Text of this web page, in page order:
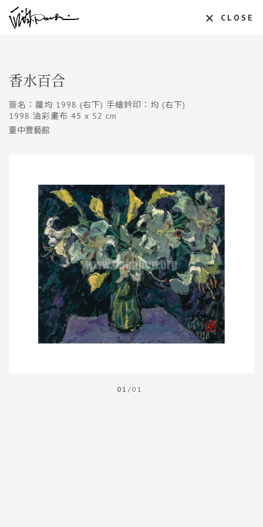
CLOSE
香水百合
簽名：龎均 1998 (右下) 手繪鈐印：均 (右下)
1998 油彩畫布 45 x 52 cm
臺中豐藝館
01 /01